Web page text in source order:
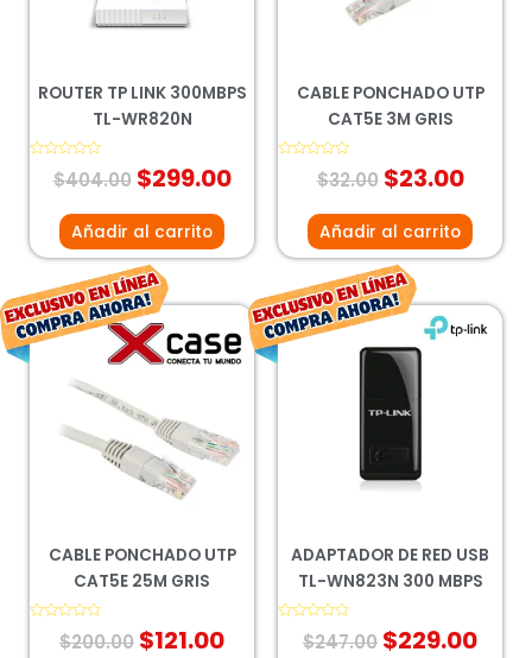
ROUTER TP LINK 300MBPS
TL-WR820N
Valorado
$404.00 $299.00
Añadir al carrito
CABLE PONCHADO UTP
CAT5E 3M GRIS
Valorado$32.00 $23.00
Añadir al carrito
CABLE PONCHADO UTP
CAT5E 25M GRIS
Valorado
$200.00
El
precio
era:
$200.00.
$121.00
precio
$121.00.
ADAPTADOR DE RED USB
TL-WN823N 300 MBPS
Valorado
$247.00
El
precio
original
era:
$247.00.
$229.00
El